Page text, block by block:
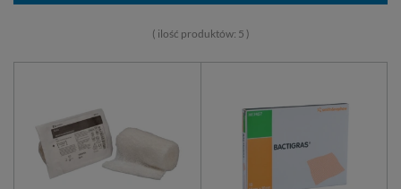
( ilość produktów: 5 )